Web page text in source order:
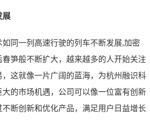
展
如同一列高速行驶的列车不断发展,加密
笋般不断扩大，越来越多的人开始关注
这就像一片广阔的蓝海，为杭州融识科
的市场机遇，公司可以像一位富有创新
断创新和优化产品，满足用户日益增长